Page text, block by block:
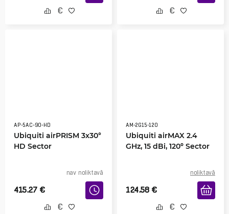
AP-5AC-90-HD
Ubiquiti airPRISM 3x30°
HD Sector
nav noliktavā
415.27 €
AM-2G15-120
Ubiquiti airMAX 2.4
GHz, 15 dBi, 120º Sector
noliktavā
124.58 €